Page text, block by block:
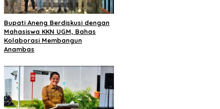
Bupati Aneng Berdiskusi dengan
Mahasiswa KKN UGM, Bahas
Kolaborasi Membangun
Anambas